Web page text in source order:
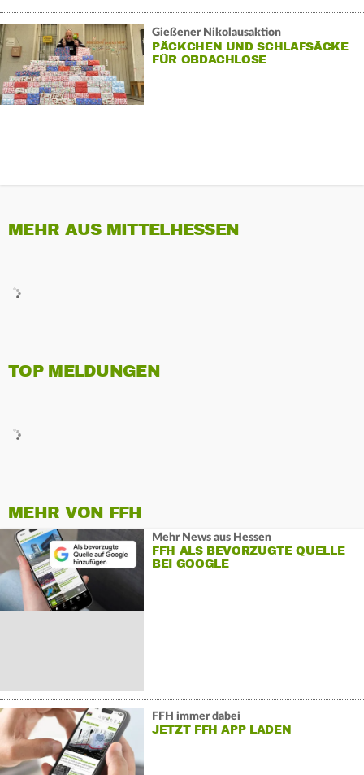
Gießener Nikolausaktion
PÄCKCHEN UND SCHLAFSÄCKE
FÜR OBDACHLOSE
MEHR AUS MITTELHESSEN
TOP MELDUNGEN
MEHR VON FFH
Mehr News aus Hessen
FFH ALS BEVORZUGTE QUELLE
BEI GOOGLE
FFH immer dabei
JETZT FFH APP LADEN